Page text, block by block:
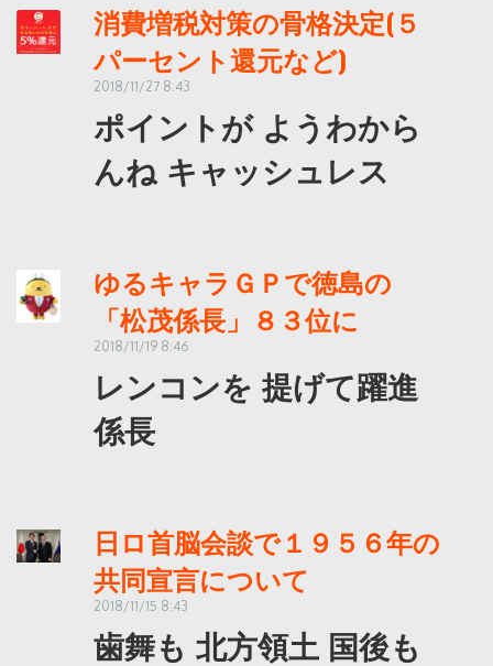
消費増税対策の骨格決定(５
パーセント還元など)
2018/11/27 8:43
ポイントが ようわから
んね キャッシュレス
ゆるキャラＧＰで徳島の
「松茂係長」８３位に
2018/11/19 8:46
レンコンを 提げて躍進
係長
日ロ首脳会談で１９５６年の
共同宣言について
2018/11/15 8:43
歯舞も 北方領土 国後も